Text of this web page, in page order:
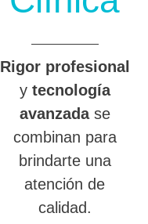
Rigor profesional
y tecnología
avanzadase
combinan para
brindarte una
atención de
calidad.